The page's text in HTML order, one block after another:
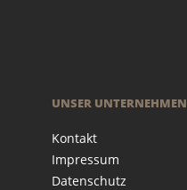
UNSER UNTERNEHMEN
Kontakt
Impressum
Datenschutz